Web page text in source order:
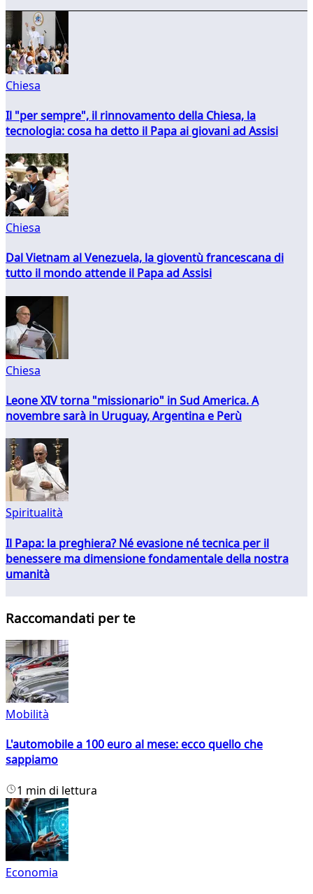
Chiesa
Il "per sempre", il rinnovamento della Chiesa, la
tecnologia: cosa ha detto il Papa ai giovani ad Assisi
Chiesa
Dal Vietnam al Venezuela, la gioventù francescana di
tutto il mondo attende il Papa ad Assisi
Chiesa
Leone XIV torna "missionario" in Sud America. A
novembre sarà in Uruguay, Argentina e Perù
Spiritualità
Il Papa: la preghiera? Né evasione né tecnica per il
benessere ma dimensione fondamentale della nostra
umanità
Raccomandati per te
Mobilità
L'automobile a 100 euro al mese: ecco quello che
sappiamo
1 min di lettura
Economia